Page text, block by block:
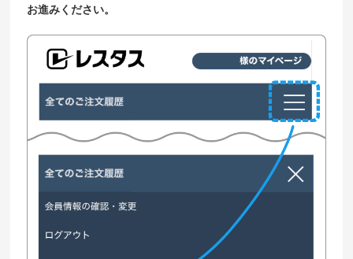
お進みください。